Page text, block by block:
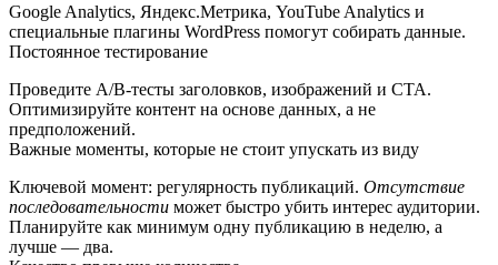
Google Analytics, Яндекс.Метрика, YouTube Analytics и
специальные плагины WordPress помогут собирать данные.
Постоянное тестирование
Проведите A/B‑тесты заголовков, изображений и CTA.
Оптимизируйте контент на основе данных, а не
предположений.
Важные моменты, которые не стоит упускать из виду
Ключевой момент: регулярность публикаций. Отсутствие
последовательности может быстро убить интерес аудитории.
Планируйте как минимум одну публикацию в неделю, а
лучше — два.